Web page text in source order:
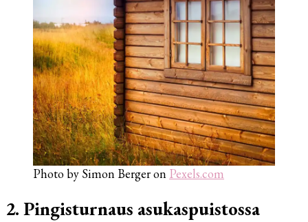
Photo by Simon Berger on Pexels.com
2. Pingisturnaus asukaspuistossa